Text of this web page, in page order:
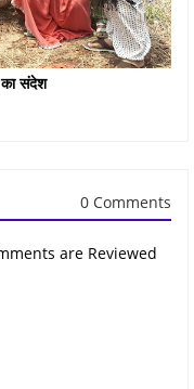
का संदेश
0 Comments
are Reviewed